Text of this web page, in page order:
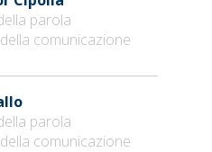
parola
comunicazione
parola
comunicazione